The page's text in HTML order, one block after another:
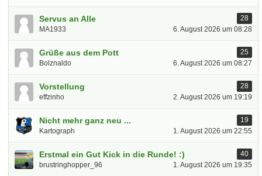
Servus an Alle
28
MA1933
6. August 2026 um 08:28
Grüße aus dem Pott
25
Bolznaldo
6. August 2026 um 08:27
Vorstellung
28
effzinho
2. August 2026 um 19:19
Nicht mehr ganz neu ...
19
Kartograph
1. August 2026 um 22:55
Erstmal ein Gut Kick in die Runde! :)
40
brustringhopper_96
1. August 2026 um 19:35